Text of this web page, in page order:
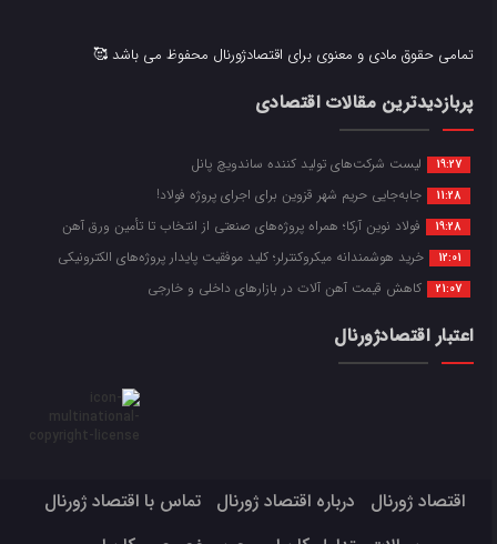
تمامی حقوق مادی و معنوی برای اقتصادژورنال محفوظ می باشد 🥰
پربازدیدترین مقالات اقتصادی
19:27 لیست شرکت‌های تولید کننده ساندویچ پانل
11:28 جابه‌جایی حریم شهر قزوین برای اجرای پروژه فولاد!
19:28 فولاد نوین آرکا؛ همراه پروژه‌های صنعتی از انتخاب تا تأمین ورق آهن
12:01 خرید هوشمندانه میکروکنترلر؛ کلید موفقیت پایدار پروژه‌های الکترونیکی
21:07 کاهش قیمت آهن آلات در بازارهای داخلی و خارجی
اعتبار اقتصادژورنال
اقتصاد ژورنال درباره اقتصاد ژورنال
تماس با اقتصاد ژورنال